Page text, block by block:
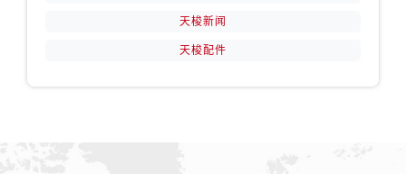
安徽省蚌埠市蚌山区淮河路售后服务中心（需提前预约）
天梭新闻
天梭配件